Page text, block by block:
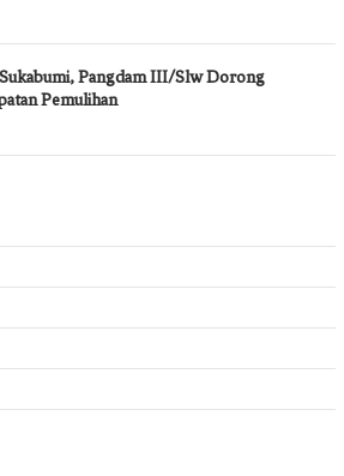
Pangdam III/Slw Dorong
Pemulihan